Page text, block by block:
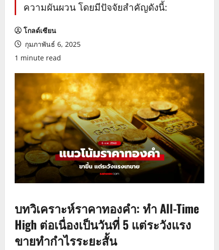
ความผันผวน โดยมีปัจจัยสำคัญดังนี้:
โกลด์เซียน
กุมภาพันธ์ 6, 2025
1 minute read
บทวิเคราะห์ราคาทองคำ: ทำ All-Time
High ต่อเนื่องเป็นวันที่ 5 แต่ระวังแรง
ขายทำกำไรระยะสั้น